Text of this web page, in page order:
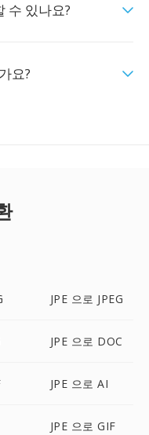
수 있나요?
요?
JPE 으로 JPEG
JPE 으로 DOC
JPE 으로 AI
JPE 으로 GIF